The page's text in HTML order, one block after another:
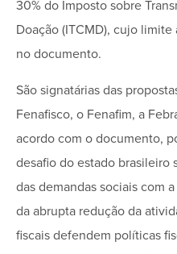
30% do Imposto sobre
Doação (ITCMD), cujo
no documento.
São signatárias das
Fenafisco, o Fenafim, a
acordo com o documento,
desafio do estado brasileiro
das demandas sociais com
da abrupta redução da
fiscais defendem políticas